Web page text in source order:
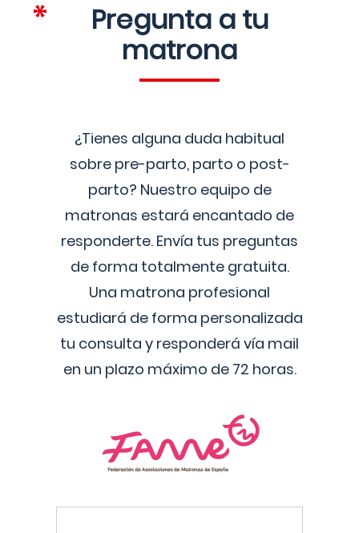
Pregunta a tu
matrona
¿Tienes alguna duda habitual
sobre pre-parto, parto o post-
parto? Nuestro equipo de
matronas estará encantado de
responderte. Envía tus preguntas
de forma totalmente gratuita.
Una matrona profesional
estudiará de forma personalizada
tu consulta y responderá vía mail
en un plazo máximo de 72 horas.